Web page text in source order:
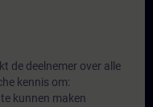
de deelnemer over alle
kennis om:
kunnen maken